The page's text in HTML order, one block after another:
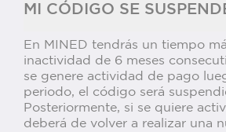
MI CÓDIGO SE
En MINED tendrás un tiempo
inactividad de 6 meses
se genere actividad de pago
periodo, el código será
Posteriormente, si se quiere
deberá de volver a realizar una